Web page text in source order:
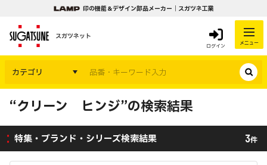
印の機能＆デザイン部品メーカー｜スガツネ工業
スガツネット
ログイン メニュー
カテゴリ
“クリーン ヒンジ”の検索結果
特集・ブランド・シリーズ検索結果 3件